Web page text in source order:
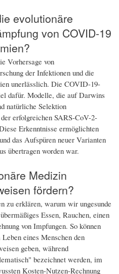
evolutionäre
von COVID-19
Vorhersage von
der Infektionen und die
unerlässlich. Die COVID-19-
dafür. Modelle, die auf Darwins
natürliche Selektion
erfolgreichen SARS-CoV-2-
Erkenntnisse ermöglichten
das Aufspüren neuer Varianten
übertragen worden war.
Medizin
fördern?
zu erklären, warum wir ungesunde
Essen, Rauchen, einen
von Impfungen. So können
eines Menschen den
geben, während
bezeichnet werden, im
Kosten-Nutzen-Rechnung